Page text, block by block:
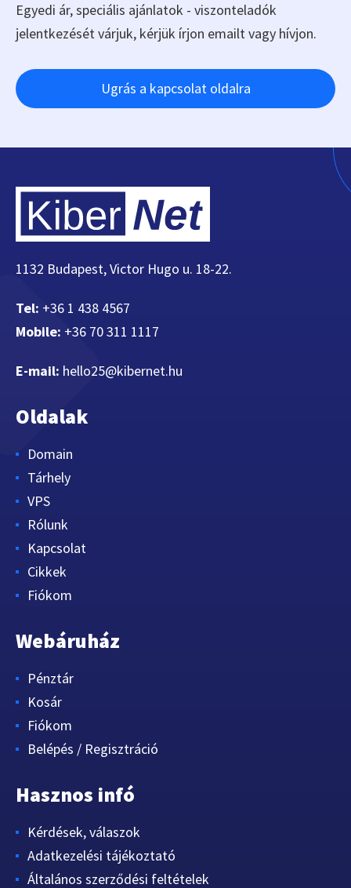
Egyedi ár, speciális ajánlatok - viszonteladók
jelentkezését várjuk, kérjük írjon emailt vagy hívjon.
Ugrás a kapcsolat oldalra
1132 Budapest, Victor Hugo u. 18-22.
Tel: +36 1 438 4567
Mobile: +36 70 311 1117
E-mail: hello25@kibernet.hu
Oldalak
Domain
Tárhely
VPS
Rólunk
Kapcsolat
Cikkek
Fiókom
Webáruház
Pénztár
Kosár
Fiókom
Belépés / Regisztráció
Hasznos infó
Kérdések, válaszok
Adatkezelési tájékoztató
Általános szerződési feltételek